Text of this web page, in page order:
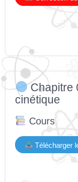
Chapitre
cinétique
Cours
Télécharger